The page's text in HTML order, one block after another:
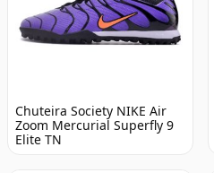
Chuteira Society NIKE Air
Zoom Mercurial Superfly 9
Elite TN